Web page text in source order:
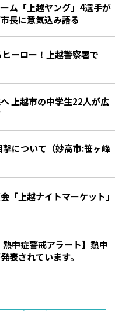
ム「上越ヤング」4選手が
長に意気込み語る
ーロー！上越警察署で
上越市の中学生22人が広
について（妙高市:笹ヶ峰
「上越ナイトマーケット」
中症警戒アラート】熱中
表されています。